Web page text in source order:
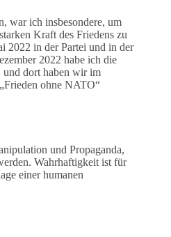
war ich insbesondere, um
Kraft des Friedens zu
2022 in der Partei und in der
2022 habe ich die
dort haben wir im
ohne NATO“
und Propaganda,
Wahrhaftigkeit ist für
einer humanen